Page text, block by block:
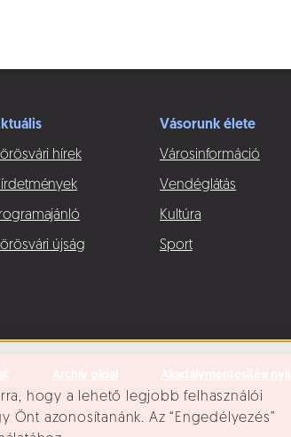
hogy a lehető legjobb felhasználói
azonosítanánk. Az “Engedélyezés”
hírek
újság
Vásorunk élete
Városinformáció
Vendéglátás
Kultúra
Sport